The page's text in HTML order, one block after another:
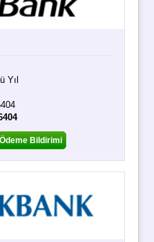
Yıl
Bildirimi